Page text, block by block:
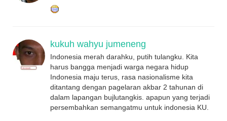
kukuh wahyu jumeneng
Indonesia merah darahku, putih tulangku. Kita
harus bangga menjadi warga negara hidup
Indonesia maju terus, rasa nasionalisme kita
ditantang dengan pagelaran akbar 2 tahunan di
dalam lapangan bujlutangkis. apapun yang terjadi
persembahkan semangatmu untuk indonesia KU.